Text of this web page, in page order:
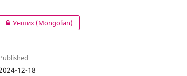
Унших (Mongolian)
Published
12-18